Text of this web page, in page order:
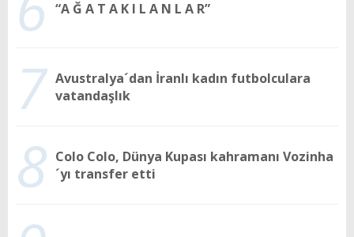
“A Ğ A T A K I L A N L A R”
7 Avustralya´dan İranlı kadın futbolculara
vatandaşlık
8 Colo Colo, Dünya Kupası kahramanı Vozinha
´yı transfer etti